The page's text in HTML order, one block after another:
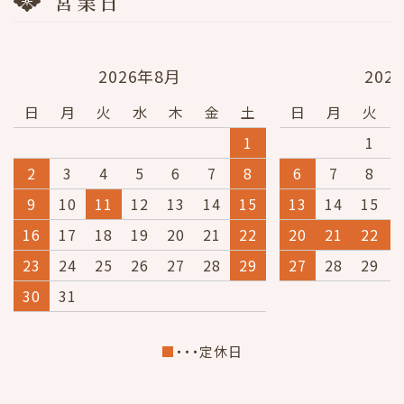
2026年8月
日 月 火 水 木 金
土
1
2
3 4 5 6 7
8
9
10 11 12 13 14
15
16
17 18 19 20 21
22
23
24 25 26 27 28
29
30
31
日 月 火
1
6
7 8
13
14 15
20
21 22
27
28 29
■ ・・・定休日